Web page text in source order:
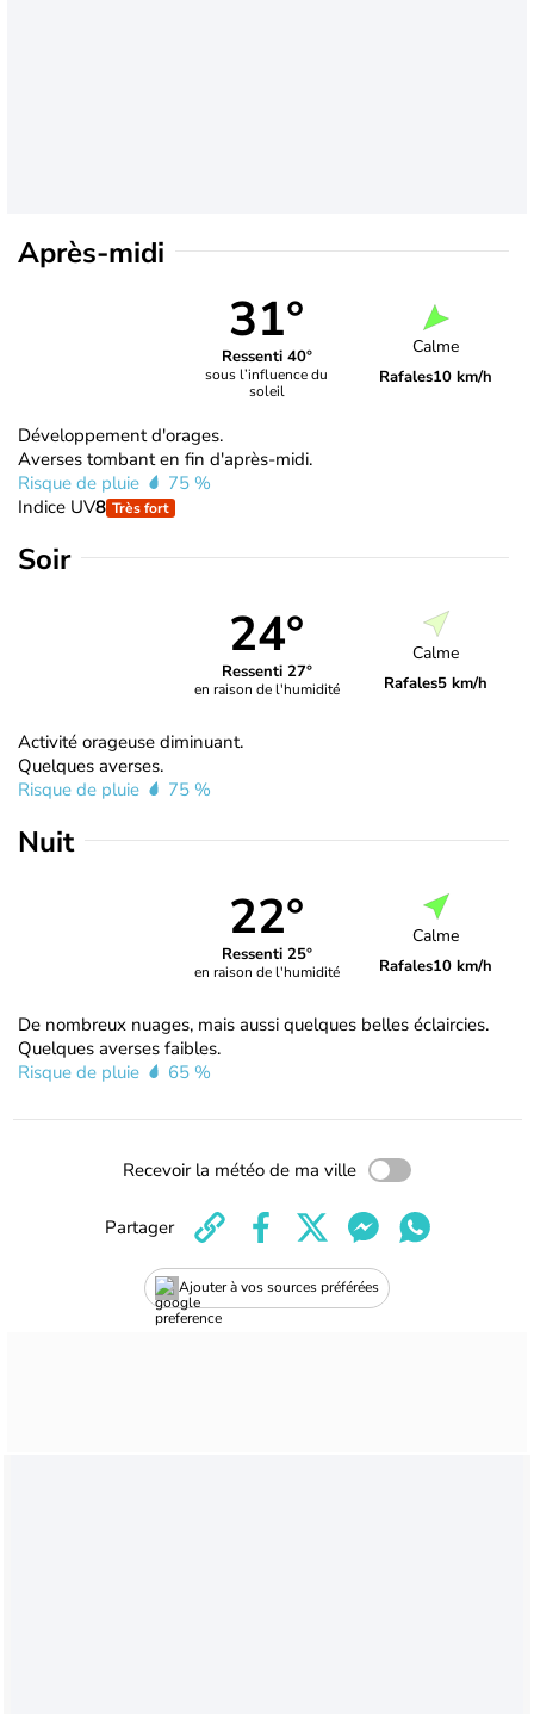
Après-midi
31°
Ressenti 40°
sous l’influence du
soleil
Calme
Rafales10 km/h
Développement d'orages.
Averses tombant en fin d'après-midi.
Risque de pluie
75 %
Indice UV8 Très fort
Soir
24°
Ressenti 27°
en raison de l'humidité
Calme
Rafales5 km/h
Activité orageuse diminuant.
Quelques averses.
Risque de pluie
75 %
Nuit
22°
Ressenti 25°
en raison de l'humidité
Calme
Rafales10 km/h
De nombreux nuages, mais aussi quelques belles éclaircies.
Quelques averses faibles.
Risque de pluie
65 %
Recevoir la météo de ma ville
Ajouter à vos sources préférées
Partager